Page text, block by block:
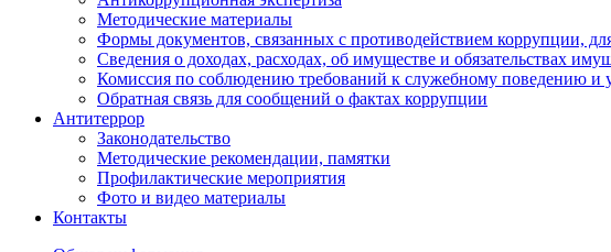
Методические материалы
Формы документов, связанных с противодействием коррупции,
Сведения о доходах, расходах, об имуществе и обязательствах
Комиссия по соблюдению требований к служебному поведению и
Обратная связь для сообщений о фактах коррупции
Антитеррор
Законодательство
Методические рекомендации, памятки
Профилактические мероприятия
Фото и видео материалы
Контакты